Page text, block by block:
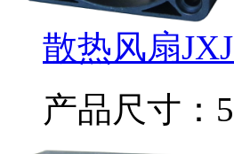
散热风扇
产品尺寸：